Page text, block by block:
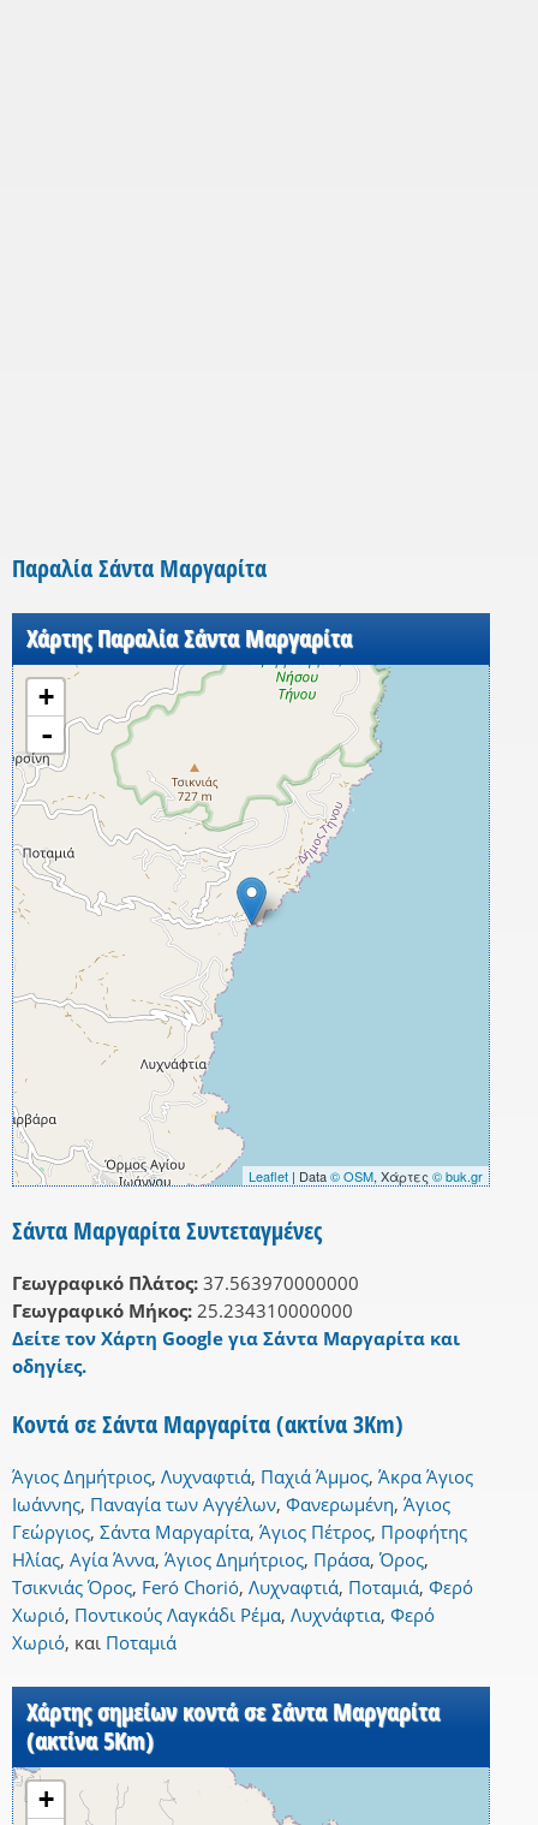
Παραλία Σάντα Μαργαρίτα
Χάρτης Παραλία Σάντα Μαργαρίτα
+
-
Leaflet | Data© OSM, Χάρτες © buk.gr
Σάντα Μαργαρίτα Συντεταγμένες
Γεωγραφικό Πλάτος: 37.563970000000
Γεωγραφικό Μήκος: 25.234310000000
Δείτε τον Χάρτη Google για Σάντα Μαργαρίτα και
οδηγίες.
Κοντά σε Σάντα Μαργαρίτα (ακτίνα 3Km)
Άγιος Δημήτριος, Λυχναφτιά, Παχιά Άμμος, Άκρα Άγιος
Ιωάννης, Παναγία των Αγγέλων, Φανερωμένη, Άγιος
Γεώργιος, Σάντα Μαργαρίτα, Άγιος Πέτρος, Προφήτης
Ηλίας, Αγία Άννα, Άγιος Δημήτριος, Πράσα,Όρος,
Τσικνιάς Όρος, Feró Chorió, Λυχναφτιά, Ποταμιά, Φερό
Χωριό, Ποντικούς Λαγκάδι Ρέμα, Λυχνάφτια, Φερό
Χωριό, και Ποταμιά
Χάρτης σημείων κοντά σε Σάντα Μαργαρίτα
(ακτίνα 5Km)
+